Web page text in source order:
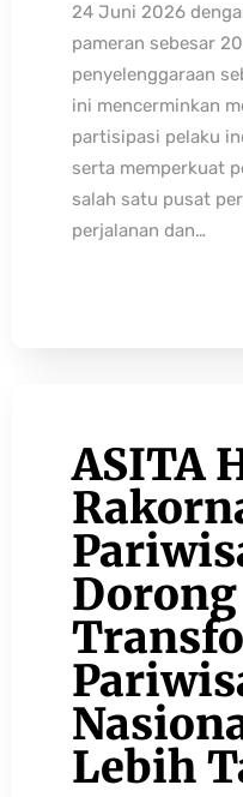
24 Juni 2026
pameran sebesar
penyelenggaraan
ini mencerminkan
partisipasi pelaku
serta memperkuat
salah satu pusat
perjalanan dan…
ASITA
Dorong
Lebih